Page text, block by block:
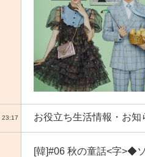
23:17 お役立ち生活情報・お知
[韓]#06 秋の童話<字>◆